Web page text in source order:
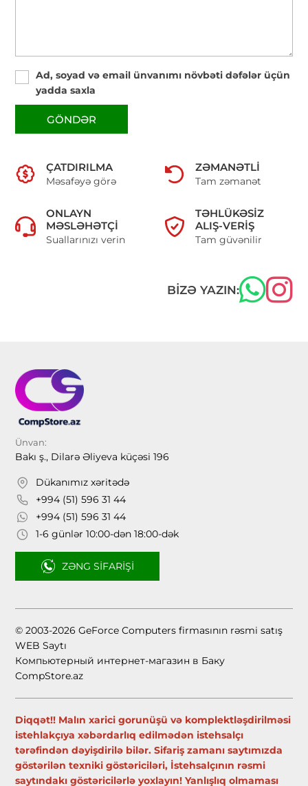
Ad, soyad və email ünvanımı növbəti dəfələr üçün
yadda saxla
GÖNDƏR
ÇATDIRILMA
Məsafəyə görə
ZƏMANƏTLI
Tam zəmanət
ONLAYN
MƏSLƏHƏTÇI
Suallarınızı verin
TƏHLÜKƏSIZ
ALIŞ-VERIŞ
Tam güvənilir
BIZƏ YAZIN:
Ünvan:
Bakı ş., Dilarə Əliyeva küçəsi 196
Dükanımız xəritədə
+994 (51) 596 31 44
+994 (51) 596 31 44
1-6 günlər 10:00-dən 18:00-dək
ZƏNG SIFARIŞI
© 2003-2026 GeForce Computers firmasının rəsmi satış
WEB Saytı
Компьютерный интернет-магазин в Баку
CompStore.az
Diqqət!! Malın xarici gorunüşü və komplektləşdirilməsi
istehlakçıya xəbərdarlıq edilmədən istehsalçı
tərəfindən dəyişdirilə bilər. Sifariş zamanı saytımızda
göstərilən texniki göstəriciləri, İstehsalçının rəsmi
saytındakı göstəricilərlə yoxlayın! Yanlışlıq olmaması